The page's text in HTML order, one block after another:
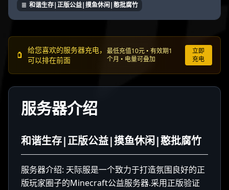
和谐生存|正版公益|摸鱼休闲|憨批腐竹
给您喜欢的服务器充电，
可以排在前面
最低充值10元 • 有效期1
个月 • 电量可叠加
立即
充电
服务器介绍
和谐生存|正版公益|摸鱼休闲|憨批腐竹
服务器介绍: 天际服是一个致力于打造氛围良好的正
版玩家圈子的Minecraft公益服务器.采用正版验证